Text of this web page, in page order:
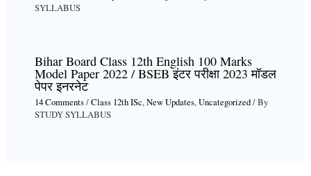
SYLLABUS
Bihar Board Class 12th English 100 Marks
Model Paper 2022 / BSEB इंटर परीक्षा 2023 मॉडल
पेपर इनरनेट
14 Comments/Class 12th ISc,New Updates,Uncategorized/ By
STUDY SYLLABUS